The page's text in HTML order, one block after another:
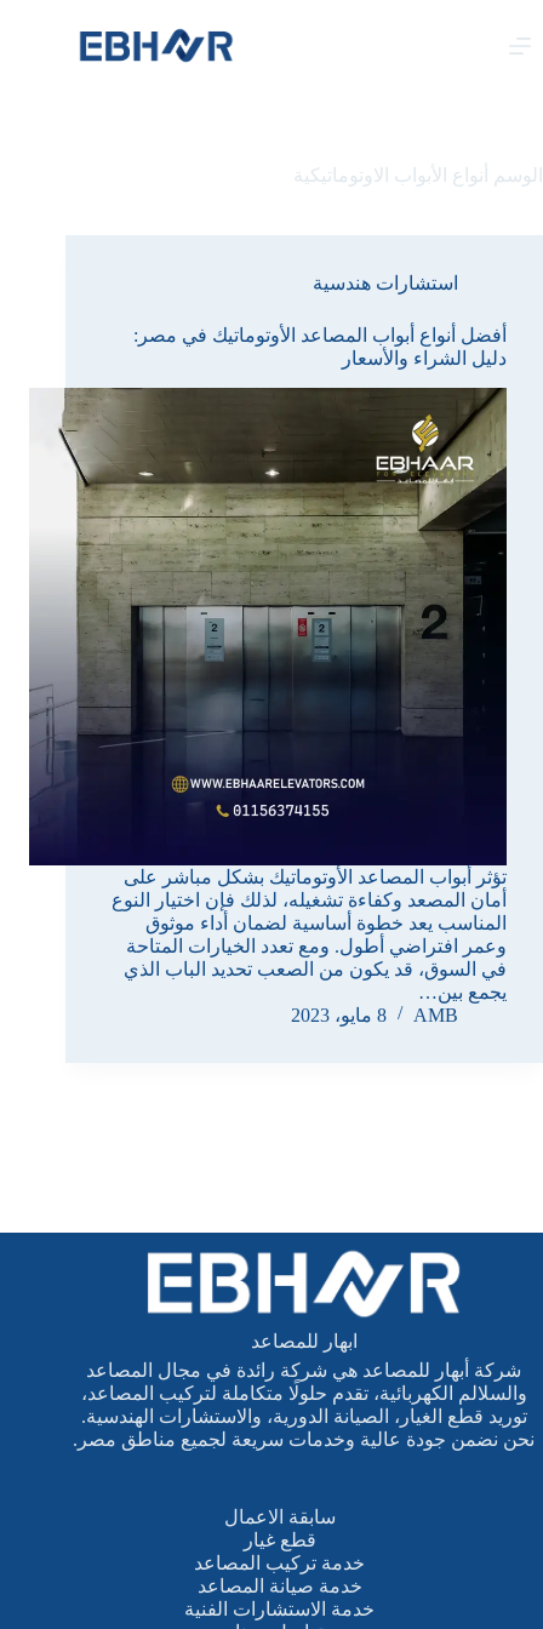
إلى
المحتوى
الوسم أنواع الأبواب الاوتوماتيكية
استشارات هندسية
أفضل أنواع أبواب المصاعد الأوتوماتيك في مصر:
دليل الشراء والأسعار
تؤثر أبواب المصاعد الأوتوماتيك بشكل مباشر على
أمان المصعد وكفاءة تشغيله، لذلك فإن اختيار النوع
المناسب يعد خطوة أساسية لضمان أداء موثوق
وعمر افتراضي أطول. ومع تعدد الخيارات المتاحة
في السوق، قد يكون من الصعب تحديد الباب الذي
يجمع بين…
AMB
8 مايو، 2023
ابهار للمصاعد
شركة أبهار للمصاعد هي شركة رائدة في مجال المصاعد
والسلالم الكهربائية، تقدم حلولًا متكاملة لتركيب المصاعد،
توريد قطع الغيار، الصيانة الدورية، والاستشارات الهندسية.
نحن نضمن جودة عالية وخدمات سريعة لجميع مناطق مصر.
سابقة الاعمال
قطع غيار
خدمة تركيب المصاعد
خدمة صيانة المصاعد
خدمة الاستشارات الفنية